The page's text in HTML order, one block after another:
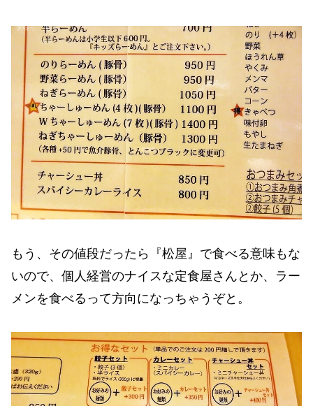
もう、その値段だったら『松屋』で食べる意味もな
いので、個人経営のナイスな定食屋さんとか、ラー
メンを食べるって方向になっちゃうぞと。